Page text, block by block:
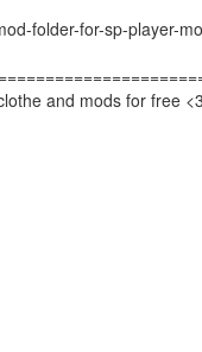
folder-for-sp-player-
and mods for free <3